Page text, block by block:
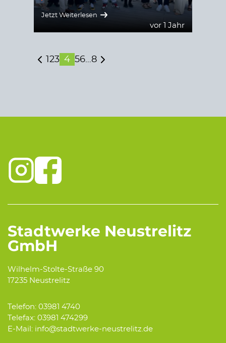
Jetzt Weiterlesen
vor 1 Jahr
123 4 56…8
Stadtwerke Neustrelitz
GmbH
Wilhelm-Stolte-Straße 90
17235 Neustrelitz
Telefon: 03981 4740
Telefax: 03981 474299
E-Mail: info@stadtwerke-neustrelitz.de